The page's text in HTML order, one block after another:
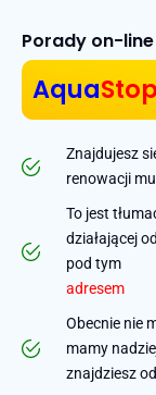
Porady on-
AquaStop
Znajdujesz
renowacji
To jest
działającej
pod tym
adresem
Obecnie nie
mamy
znajdziesz